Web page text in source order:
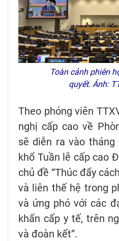
Toàn cảnh phiên
quyết. Ảnh:
Theo phóng viên
nghị cấp cao về
sẽ diễn ra vào
khổ Tuần lễ cấp cao
chủ đề “Thúc đẩy
và liên thế hệ trong
và ứng phó với các
khẩn cấp y tế, trên
và đoàn kết”.